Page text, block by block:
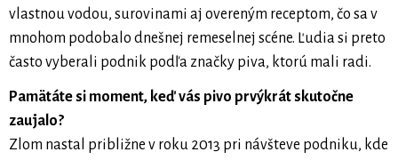
vlastnou vodou, surovinami aj overeným receptom, čo sa v
mnohom podobalo dnešnej remeselnej scéne. Ľudia si preto
často vyberali podnik podľa značky piva, ktorú mali radi.
Pamätáte si moment, keď vás pivo prvýkrát skutočne
zaujalo?
Zlom nastal približne v roku 2013 pri návšteve podniku, kde